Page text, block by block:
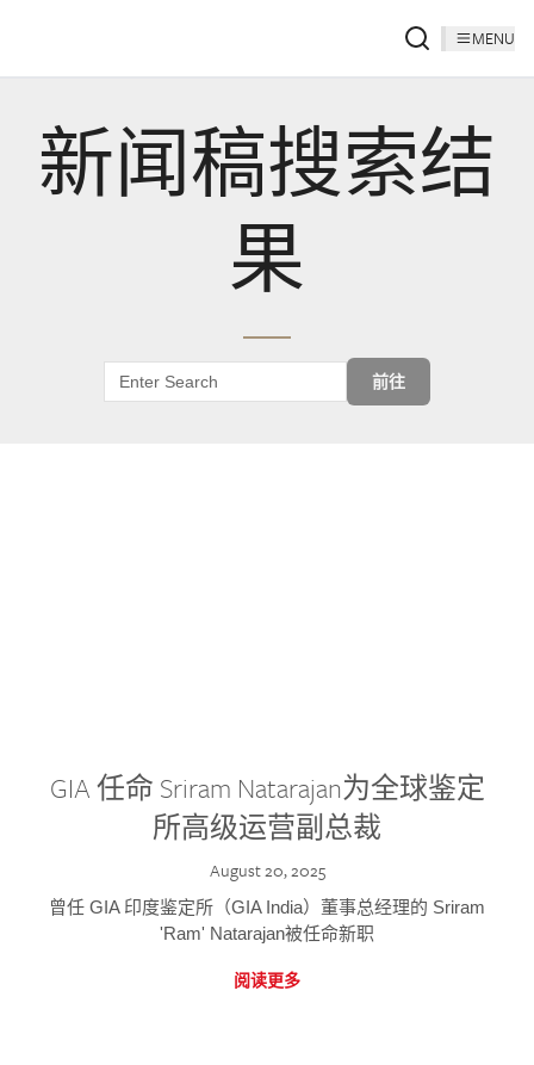
MENU
新闻稿搜索结
果
前往
GIA 任命 Sriram Natarajan为全球鉴定
所高级运营副总裁
August 20, 2025
曾任 GIA 印度鉴定所（GIA India）董事总经理的 Sriram
'Ram' Natarajan被任命新职
阅读更多